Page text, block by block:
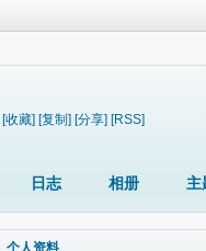
[收藏] [复制] [分享] [RSS]
日志 相册 主
个人资料